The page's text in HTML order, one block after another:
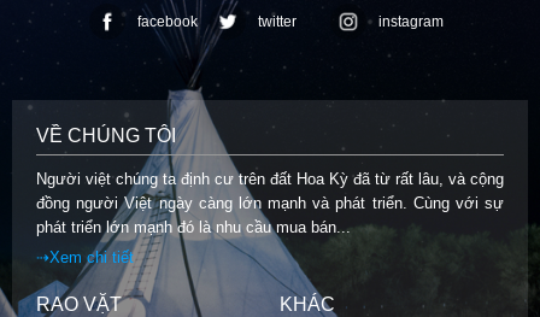
facebook twitter instagram
VỀ CHÚNG TÔI
Người việt chúng ta định cư trên đất Hoa Kỳ đã từ rất lâu, và cộng
đồng người Việt ngày càng lớn mạnh và phát triển. Cùng với sự
phát triển lớn mạnh đó là nhu cầu mua bán...
⇢Xem chi tiết
RAO VẶT KHÁC